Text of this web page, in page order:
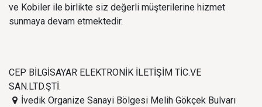
ve Kobiler ile birlikte siz değerli müşterilerine hizmet
sunmaya devam etmektedir.
CEP BİLGİSAYAR ELEKTRONİK İLETİŞİM TİC.VE
SAN.LTD.ŞTİ.
İvedik Organize Sanayi Bölgesi Melih Gökçek Bulvarı